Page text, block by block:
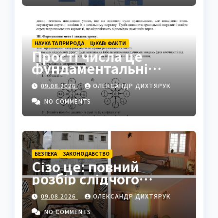
НАУКА ТА ПРИРОДА ЦІКАВІ ФАКТИ
Прості числа це
фундаментальні
«атоми» математики
09.08.2026
ОЛЕКСАНДР ДИХТЯРУК
NO COMMENTS
БЕЗПЕКА ЗАКОНОДАВСТВО
Сізо це: повний
розбір слідчого
ізолятора в Україні
09.08.2026
ОЛЕКСАНДР ДИХТЯРУК
NO COMMENTS